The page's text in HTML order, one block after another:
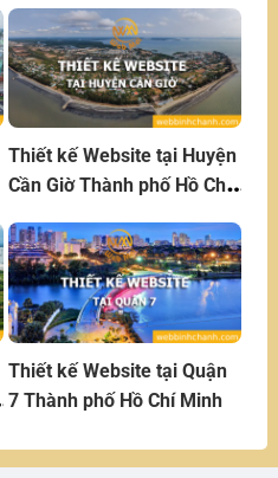
Thiết kế Website tại Huyện
Cần Giờ Thành phố Hồ Chí
Thiết kế Website tại Quận
7 Thành phố Hồ Chí Minh